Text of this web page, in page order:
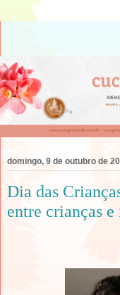
domingo, 9 de outubro de
Dia das
entre crianças e